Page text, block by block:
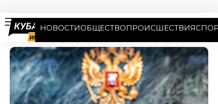
НОВОСТИОБЩЕСТВОПРОИСШЕСТВИЯ